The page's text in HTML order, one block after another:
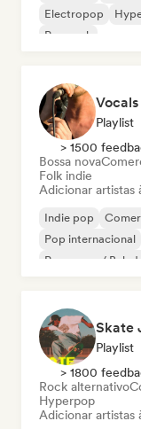
Electropop
Pop rock
Playlist
> 1500
Bossa nova
Folk indie
Adicionar artistas
Indie pop
Pop internacional
Pop suave / Balada
Playlist
> 1800
Rock alternativo
Hyperpop
Adicionar artistas